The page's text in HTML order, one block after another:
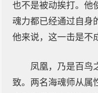
也不是被动挨打。他
魂力都已经通过自身
他来说，这一击是不
凤凰，乃是百鸟
致。两名海魂师从属